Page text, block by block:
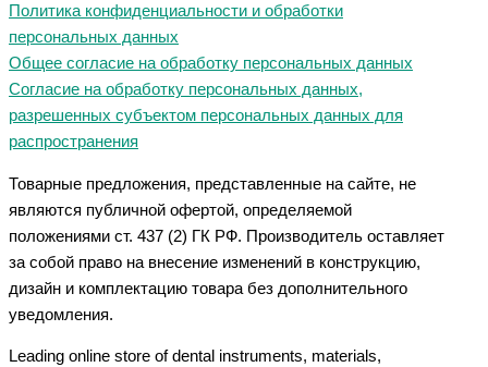
Политика конфиденциальности и обработки
персональных данных
Общее согласие на обработку персональных данных
Согласие на обработку персональных данных,
разрешенных субъектом персональных данных для
распространения
Товарные предложения, представленные на сайте, не
являются публичной офертой, определяемой
положениями ст. 437 (2) ГК РФ. Производитель оставляет
за собой право на внесение изменений в конструкцию,
дизайн и комплектацию товара без дополнительного
уведомления.
Leading online store of dental instruments, materials,